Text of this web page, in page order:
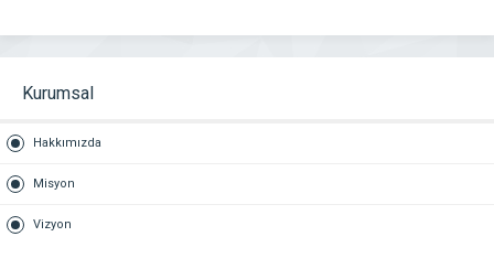
Kurumsal
Hakkımızda
Misyon
Vizyon